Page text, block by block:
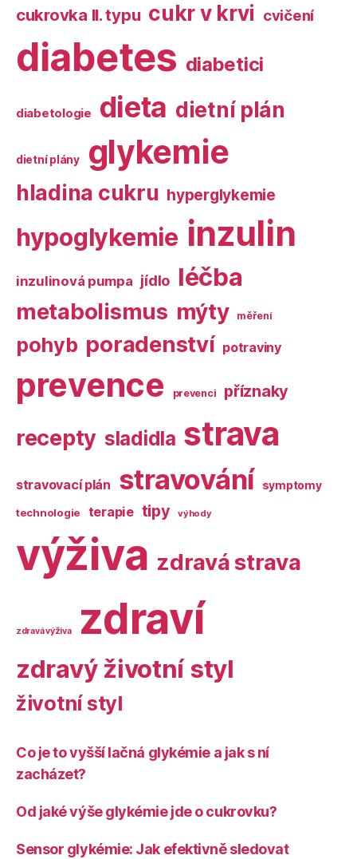
cukrovka II. typu cukr v krvi cvičení
diabetes diabetici
diabetologie dieta dietní plán
dietní plány glykemie
hladina cukru hyperglykemie
hypoglykemie inzulin
inzulinová pumpa jídlo léčba
metabolismus mýty měření
pohyb poradenství potraviny
prevence prevenci příznaky
recepty sladidla strava
stravovací plán stravování symptomy
technologie terapie tipy výhody
výživa zdravá strava
zdravá výživa zdraví
zdravý životní styl
životní styl
Co je to vyšší lačná glykémie a jak s ní
zacházet?
Od jaké výše glykémie jde o cukrovku?
Sensor glykémie: Jak efektivně sledovat